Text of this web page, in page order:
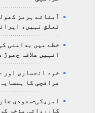
آبنائے ہرمز
تعلق نہیں،
خطے میں بدامنی
انہیں علاقہ
خود انحصاری اور
عراقچی کا
امریکی-سعودی
کارروائی مؤخر